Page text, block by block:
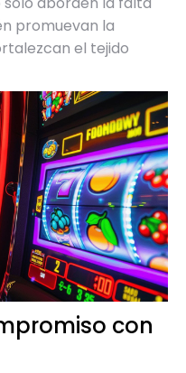
promuevan la
el tejido
con